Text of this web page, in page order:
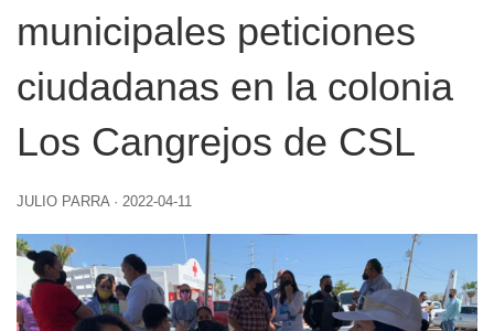
municipales peticiones
ciudadanas en la colonia
Los Cangrejos de CSL
JULIO PARRA · 2022-04-11